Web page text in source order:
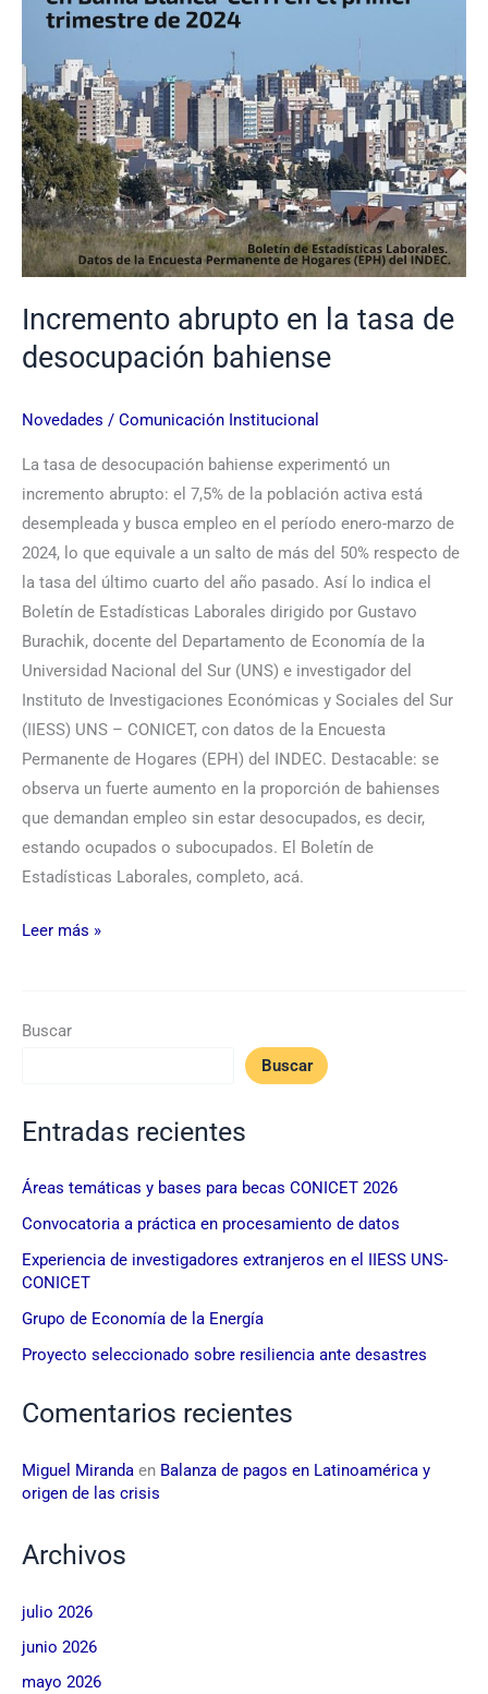
Incremento abrupto en la tasa de
desocupación bahiense
Novedades / Comunicación Institucional
La tasa de desocupación bahiense experimentó un
incremento abrupto: el 7,5% de la población activa está
desempleada y busca empleo en el período enero-marzo de
2024, lo que equivale a un salto de más del 50% respecto de
la tasa del último cuarto del año pasado. Así lo indica el
Boletín de Estadísticas Laborales dirigido por Gustavo
Burachik, docente del Departamento de Economía de la
Universidad Nacional del Sur (UNS) e investigador del
Instituto de Investigaciones Económicas y Sociales del Sur
(IIESS) UNS – CONICET, con datos de la Encuesta
Permanente de Hogares (EPH) del INDEC. Destacable: se
observa un fuerte aumento en la proporción de bahienses
que demandan empleo sin estar desocupados, es decir,
estando ocupados o subocupados. El Boletín de
Estadísticas Laborales, completo, acá.
desocupación
Leer más »
Buscar
Buscar
Entradas recientes
Áreas temáticas y bases para becas CONICET 2026
Convocatoria a práctica en procesamiento de datos
Experiencia de investigadores extranjeros en el IIESS UNS-
CONICET
Grupo de Economía de la Energía
Proyecto seleccionado sobre resiliencia ante desastres
Comentarios recientes
Miguel Miranda en Balanza de pagos en Latinoamérica y
origen de las crisis
Archivos
julio 2026
junio 2026
mayo 2026